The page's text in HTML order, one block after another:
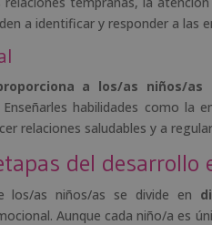
a identificar y responder a las
a los/as niños/
Enseñarles habilidades como la
relaciones saludables y a
del
los/as niños/as se divide en
Aunque cada niño/a es